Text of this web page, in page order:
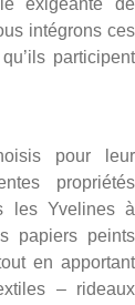
exigeante de
intégrons ces
participent
pour leur
propriétés
les Yvelinesà
papiers peints
en apportant
– rideaux